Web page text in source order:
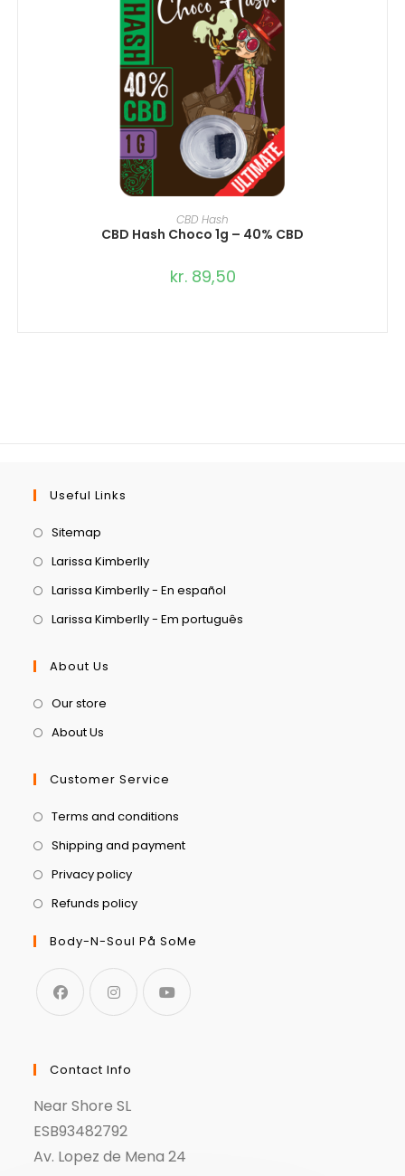
TILFØJ TIL KURV
CBD Hash
CBD Hash Choco 1g – 40% CBD
kr.89,50
Useful Links
Sitemap
Larissa Kimberlly
Larissa Kimberlly - En español
Larissa Kimberlly - Em português
About Us
Our store
About Us
Customer Service
Terms and conditions
Shipping and payment
Privacy policy
Refunds policy
Body-N-Soul På SoMe
Contact Info
Near Shore SL
ESB93482792
Av. Lopez de Mena 24